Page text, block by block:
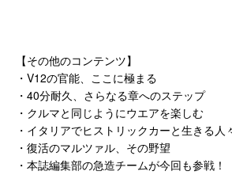
【その他のコンテンツ】
・V12の官能、ここに極まる
・40分耐久、さらなる章へのステップ
・クルマと同じようにウエアを楽しむ
・イタリアでヒストリックカーと生きる
・復活のマルツァル、その野望
・本誌編集部の急造チームが今回も参戦！